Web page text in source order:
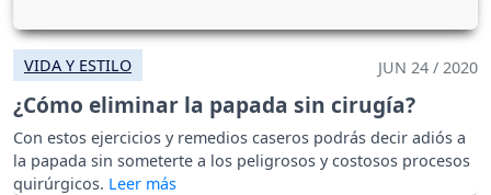
VIDA Y ESTILO JUN 24 / 2020
¿Cómo eliminar la papada sin cirugía?
Con estos ejercicios y remedios caseros podrás decir adiós a
la papada sin someterte a los peligrosos y costosos procesos
quirúrgicos.